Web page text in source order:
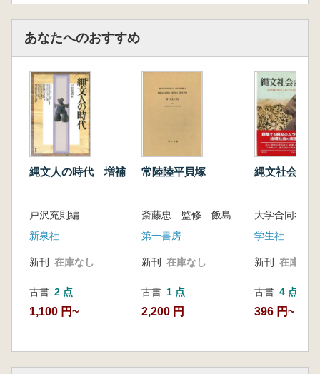
あなたへのおすすめ
縄文人の時代 増補
戸沢充則編
新泉社
新刊 在庫なし
古書 2 点
1,100 円~
常陸陸平貝塚
第一書房
新刊 在庫なし
古書 1 点
2,200 円
縄文社会を
学生社
新刊 在庫なし
古書 4 点
396 円~